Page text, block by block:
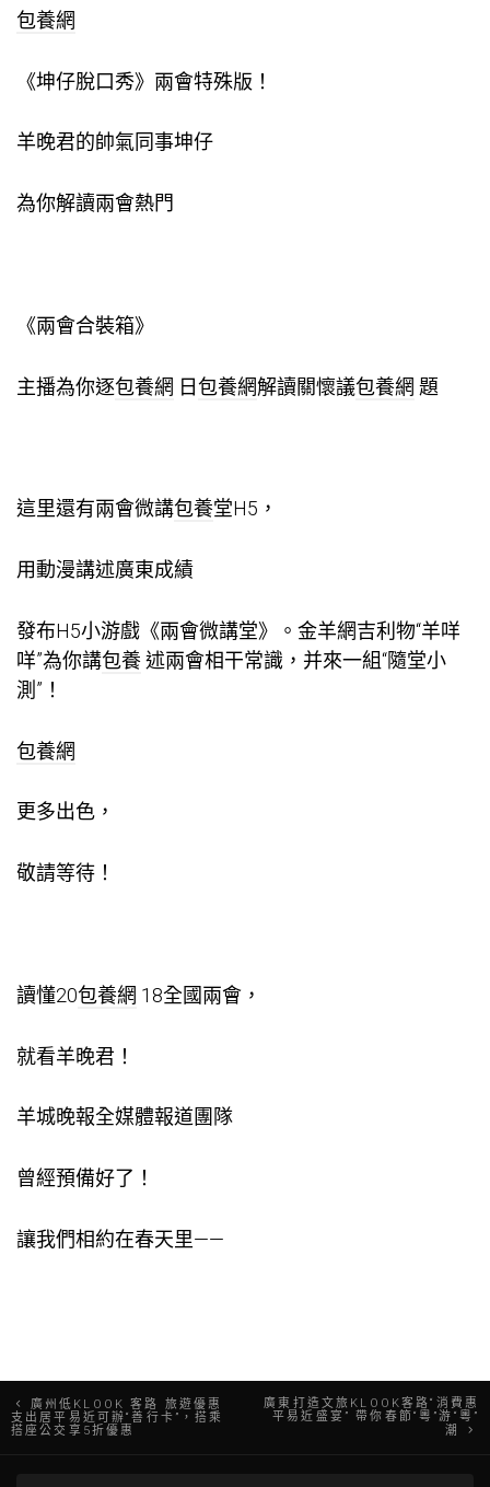
包養網
《坤仔脫口秀》兩會特殊版！
羊晚君的帥氣同事坤仔
為你解讀兩會熱門
《兩會合裝箱》
主播為你逐包養網 日包養網解讀關懷議包養網 題
這里還有兩會微講包養堂H5，
用動漫講述廣東成績
發布H5小游戲《兩會微講堂》。金羊網吉利物“羊咩
咩”為你講包養述兩會相干常識，并來一組“隨堂小
測”！
包養網
更多出色，
敬請等待！
讀懂20包養網 18全國兩會，
就看羊晚君！
羊城晚報全媒體報道團隊
曾經預備好了！
讓我們相約在春天里——
文
章
廣州低KLOOK 客路 旅遊優惠
支出居平易近可辦“善行卡”，搭乘
搭座公交享5折優惠
廣東打造文旅KLOOK客路“消費惠
平易近盛宴” 帶你春節“粵”游“粵”
潮